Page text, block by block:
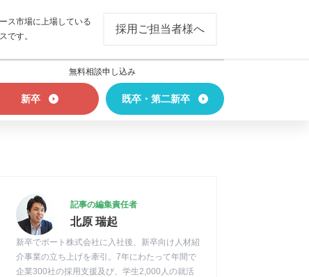
ス市場に上場している
です。
採用ご担当者様へ
無料相談申し込み
新卒 既卒・第二新卒
記事の編集責任者
北原 瑞起
新卒でポート株式会社に入社後、新卒向け人材紹
介事業の立ち上げを牽引。7年にわたって年間で
企業300社の採用支援及び、学生2,000人の就活